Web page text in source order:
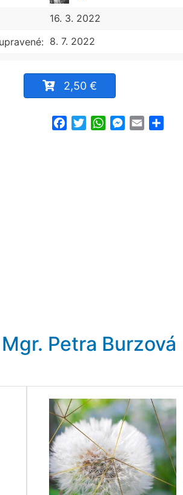
16. 3. 2022
8. 7. 2022
2,50 €
FacebookTwitterWhatsApp
Messenger
Email
Mgr. Petra Burzová